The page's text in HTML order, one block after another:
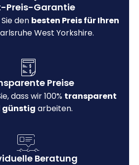
Preis-Garantie
den besten Preis für Ihren
West Yorkshire.
Preise
dass wir 100% transparent
günstig arbeiten.
Beratung